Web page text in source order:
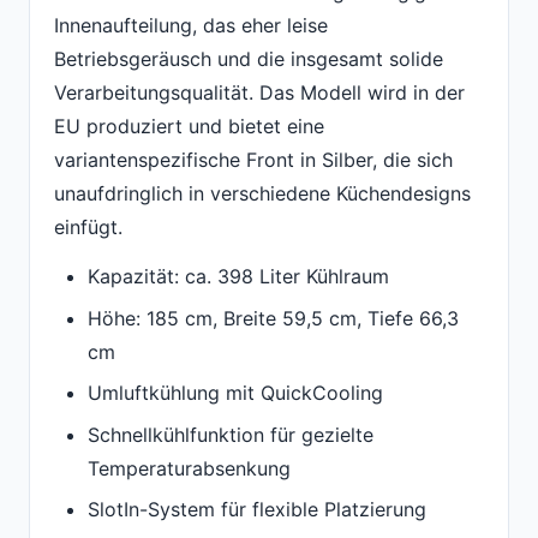
Innenaufteilung, das eher leise
Betriebsgeräusch und die insgesamt solide
Verarbeitungsqualität. Das Modell wird in der
EU produziert und bietet eine
variantenspezifische Front in Silber, die sich
unaufdringlich in verschiedene Küchendesigns
einfügt.
Kapazität: ca. 398 Liter Kühlraum
Höhe: 185 cm, Breite 59,5 cm, Tiefe 66,3
cm
Umluftkühlung mit QuickCooling
Schnellkühlfunktion für gezielte
Temperaturabsenkung
SlotIn-System für flexible Platzierung